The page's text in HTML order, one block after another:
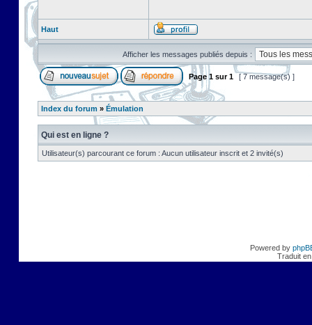
Haut
Afficher les messages publiés depuis :
Page 1 sur1 [ 7 message(s) ]
Index du forum » Émulation
Qui est en ligne ?
Utilisateur(s) parcourant ce forum : Aucun utilisateur inscrit et 2 invité(s)
Powered by
Traduit